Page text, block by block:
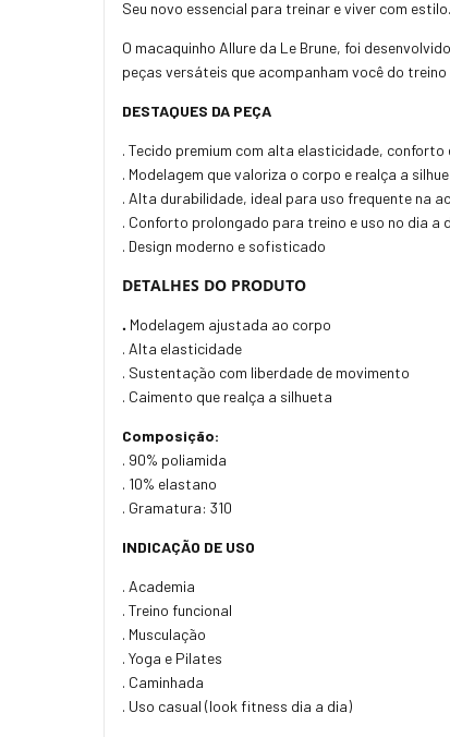
Seu novo essencial para treinar e viver com estilo.
O macaquinho Allure da Le Brune, foi
peças versáteis que acompanham você do treino
DESTAQUES DA PEÇA
. Tecido premium com alta elasticidade, conforto
. Modelagem que valoriza o corpo e realça a
. Alta durabilidade, ideal para uso frequente na
. Conforto prolongado para treino e uso no dia a
. Design moderno e sofisticado
DETALHES DO PRODUTO
. Modelagem ajustada ao corpo
. Alta elasticidade
. Sustentação com liberdade de movimento
. Caimento que realça a silhueta
Composição:
. 90% poliamida
. 10% elastano
. Gramatura: 310
INDICAÇÃO DE USO
. Academia
. Treino funcional
. Musculação
. Yoga e Pilates
. Caminhada
. Uso casual (look fitness dia a dia)